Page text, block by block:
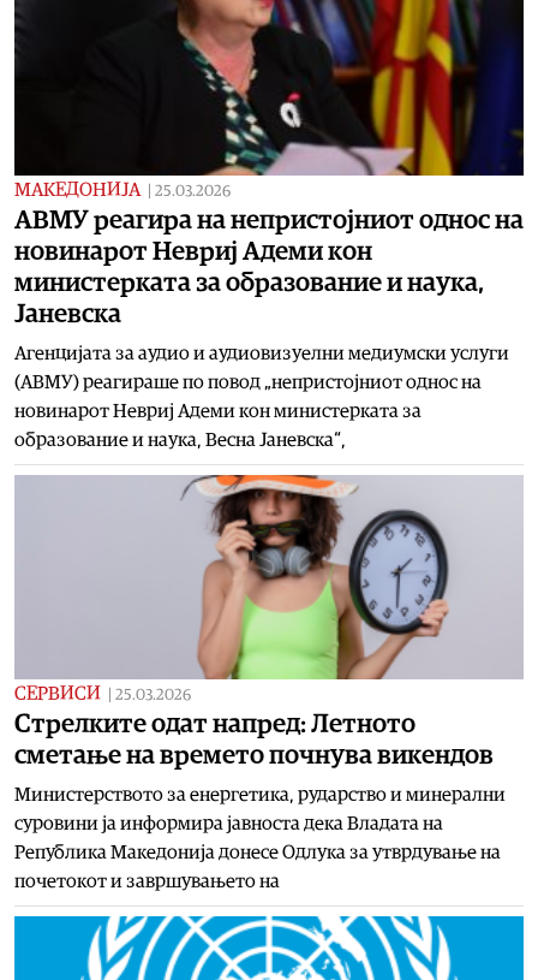
МАКЕДОНИЈА 25.03.2026
АВМУ реагира на непристојниот однос на
новинарот Невриј Адеми кон
министерката за образование и наука,
Јаневска
Агенцијата за аудио и аудиовизуелни медиумски услуги
(АВМУ) реагираше по повод „непристојниот однос на
новинарот Невриј Адеми кон министерката за
образование и наука, Весна Јаневска“,
СЕРВИСИ 25.03.2026
Стрелките одат напред: Летното
сметање на времето почнува викендов
Министерството за енергетика, рударство и минерални
суровини ја информира јавноста дека Владата на
Република Македонија донесе Одлука за утврдување на
почетокот и завршувањето на